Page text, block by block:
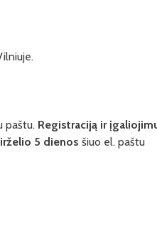
paštu. Registraciją ir
5 dienos šiuo el. paštu